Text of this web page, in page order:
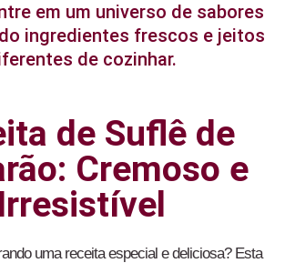
em um universo de sabores
ingredientes frescos e jeitos
de cozinhar.
de Suflê de
Cremoso e
Irresistível
uma receita especial e deliciosa? Esta